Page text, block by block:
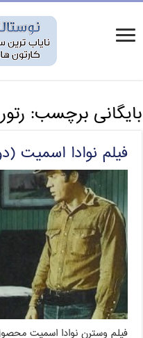
بایگانی برچسب:
فیلم نوادا اسمیت